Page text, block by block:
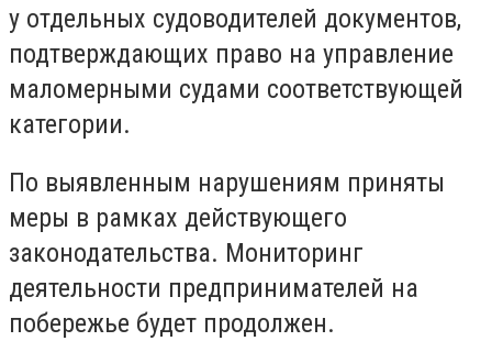
у отдельных судоводителей документов,
подтверждающих право на управление
маломерными судами соответствующей
категории.
По выявленным нарушениям приняты
меры в рамках действующего
законодательства. Мониторинг
деятельности предпринимателей на
побережье будет продолжен.